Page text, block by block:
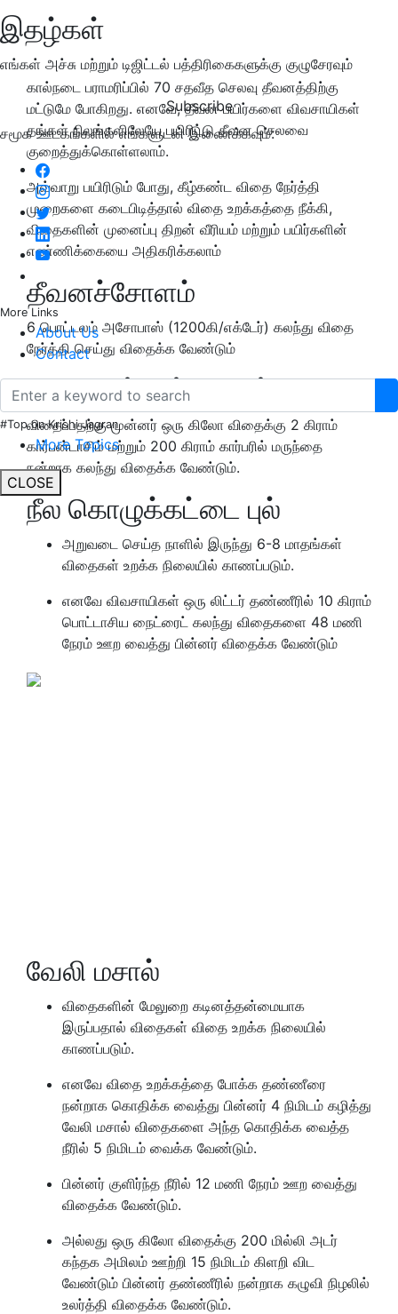
இதழ்கள்
எங்கள் அச்சு மற்றும் டிஜிட்டல் பத்திரிகைகளுக்கு குழுசேரவும்
Subscribe
சமூக ஊடகங்களில் எங்களுடன் இணைக்கவும்:
More Links
About Us
Contact
#Top on Krishi Jagran
More Topics
CLOSE
கால்நடை பராமரிப்பில் 70 சதவீத செலவு தீவனத்திற்கு
மட்டுமே போகிறது. எனவே, தீவன பயிர்களை விவசாயிகள்
தங்கள் நிலங்களிலேயே பயிரிட்டு தீவன செலவை
குறைத்துக்கொள்ளலாம்.
அவ்வாறு பயிரிடும் போது, கீழ்கண்ட விதை நேர்த்தி
முறைகளை கடைபிடித்தால் விதை உறக்கத்தை நீக்கி,
விதைகளின் முனைப்பு திறன் வீரியம் மற்றும் பயிர்களின்
எண்ணிக்கையை அதிகரிக்கலாம்
தீவனச்சோளம்
6 பொட்டலம் அசோபாஸ் (1200கி/எக்டேர்) கலந்து விதை
நேர்த்தி செய்து விதைக்க வேண்டும்
தீவன மக்காச்சோளம்
விதைப்பதற்கு முன்னர் ஒரு கிலோ விதைக்கு 2 கிராம்
கார்பன்டாசிம் மற்றும் 200 கிராம் கார்பரில் மருந்தை
நன்றாக கலந்து விதைக்க வேண்டும்.
நீல கொழுக்கட்டை புல்
அறுவடை செய்த நாளில் இருந்து 6-8 மாதங்கள்
விதைகள் உறக்க நிலையில் காணப்படும்.
எனவே விவசாயிகள் ஒரு லிட்டர் தண்ணீரில் 10 கிராம்
பொட்டாசிய நைட்ரைட் கலந்து விதைகளை 48 மணி
நேரம் ஊற வைத்து பின்னர் விதைக்க வேண்டும்
வேலி மசால்
விதைகளின் மேலுறை கடினத்தன்மையாக
இருப்பதால் விதைகள் விதை உறக்க நிலையில்
காணப்படும்.
எனவே விதை உறக்கத்தை போக்க தண்ணீரை
நன்றாக கொதிக்க வைத்து பின்னர் 4 நிமிடம் கழித்து
வேலி மசால் விதைகளை அந்த கொதிக்க வைத்த
நீரில் 5 நிமிடம் வைக்க வேண்டும்.
பின்னர் குளிர்ந்த நீரில் 12 மணி நேரம் ஊற வைத்து
விதைக்க வேண்டும்.
அல்லது ஒரு கிலோ விதைக்கு 200 மில்லி அடர்
கந்தக அமிலம் ஊற்றி 15 நிமிடம் கிளறி விட
வேண்டும் பின்னர் தண்ணீரில் நன்றாக கழுவி நிழலில்
உலர்த்தி விதைக்க வேண்டும்.